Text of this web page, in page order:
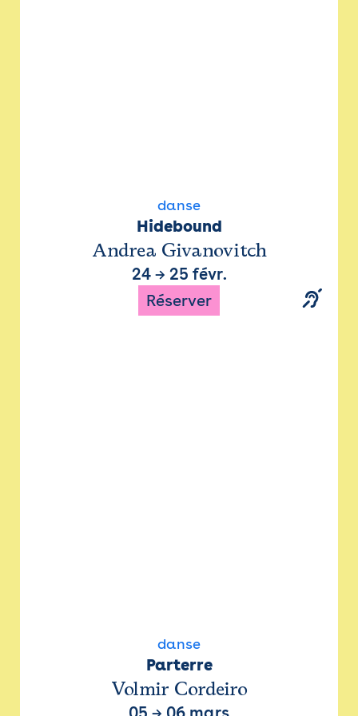
danse
Hidebound
Andrea Givanovitch
24→ 25 févr.
Réserver
danse
Parterre
Volmir Cordeiro